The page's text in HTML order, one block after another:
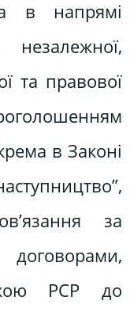
в напрямі
незалежної,
та правової
в Законі
за
РСР до